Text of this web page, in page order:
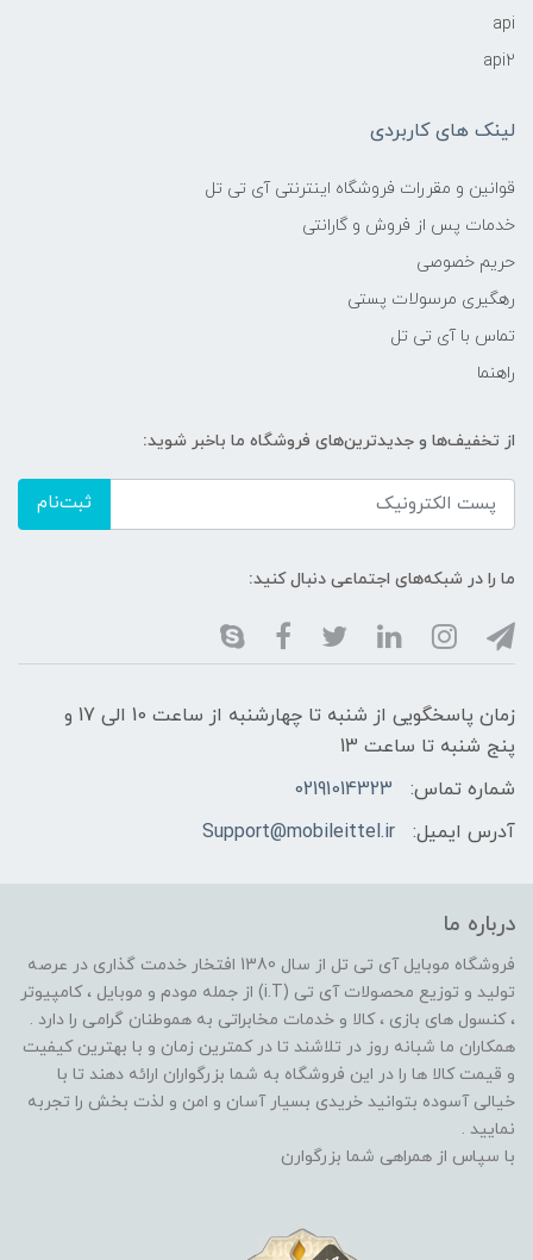
api
api2
لینک های کاربردی
قوانین و مقررات فروشگاه اینترنتی آی تی تل
خدمات پس از فروش و گارانتی
حریم خصوصی
رهگیری مرسولات پستی
تماس با آی تی تل
راهنما
از تخفیف‌ها و جدیدترین‌های فروشگاه ما باخبر شوید:
ثبت‌نام
ما را در شبکه‌های اجتماعی دنبال کنید:
زمان پاسخگویی از شنبه تا چهارشنبه از ساعت 10 الی 17 و
پنج شنبه تا ساعت 13
شماره تماس:
02191014323
آدرس ایمیل:
Support@mobileittel.ir
درباره ما
فروشگاه موبایل آی تی تل از سال 1380 افتخار خدمت گذاری در عرصه
تولید و توزیع محصولات آی تی (i.T) از جمله مودم و موبایل ، کامپیوتر
، کنسول های بازی ، کالا و خدمات مخابراتی به هموطنان گرامی را دارد .
همکاران ما شبانه روز در تلاشند تا در کمترین زمان و با بهترین کیفیت
و قیمت کالا ها را در این فروشگاه به شما بزرگواران ارائه دهند تا با
خیالی آسوده بتوانید خریدی بسیار آسان و امن و لذت بخش را تجربه
نمایید .
با سپاس از همراهی شما بزرگوارن